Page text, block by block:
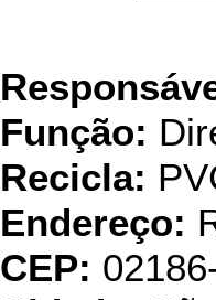
Função:
Recicla:
Endereço:
CEP: